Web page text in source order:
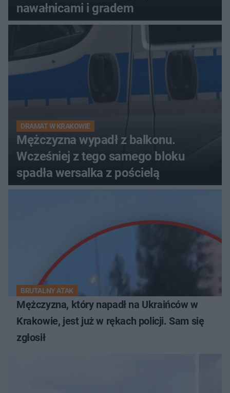
nawałnicami i gradem
DRAMAT W KRAKOWIE
Mężczyzna wypadł z balkonu.
Wcześniej z tego samego bloku
spadła wersalka z pościelą
BRUTALNY ATAK
Mężczyzna, który napadł na Ukraińców w
Krakowie, jest już w rękach policji. Sam się
zgłosił